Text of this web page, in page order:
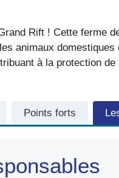
Rift ! Cette ferme
animaux
à la protection
Points forts